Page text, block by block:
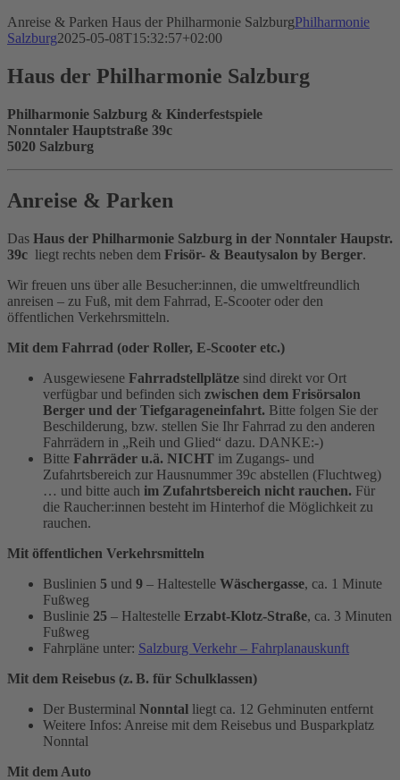
Anreise & Parken Haus der Philharmonie SalzburgPhilharmonie
Salzburg2025-05-08T15:32:57+02:00
Haus der Philharmonie Salzburg
Philharmonie Salzburg & Kinderfestspiele
Nonntaler Hauptstraße 39c
5020 Salzburg
Anreise & Parken
Das Haus der Philharmonie Salzburg in der Nonntaler Haupstr.
39c liegt rechts neben dem Frisör- & Beautysalon by Berger.
Wir freuen uns über alle Besucher:innen, die umweltfreundlich
anreisen – zu Fuß, mit dem Fahrrad, E-Scooter oder den
öffentlichen Verkehrsmitteln.
Mit dem Fahrrad (oder Roller, E-Scooter etc.)
Ausgewiesene Fahrradstellplätze sind direkt vor Ort
verfügbar und befinden sich zwischen dem Frisörsalon
Berger und der Tiefgarageneinfahrt. Bitte folgen Sie der
Beschilderung, bzw. stellen Sie Ihr Fahrrad zu den anderen
Fahrrädern in „Reih und Glied“ dazu. DANKE:-)
Bitte Fahrräder u.ä. NICHT im Zugangs- und
Zufahrtsbereich zur Hausnummer 39c abstellen (Fluchtweg)
… und bitte auch im Zufahrtsbereich nicht rauchen. Für
die Raucher:innen besteht im Hinterhof die Möglichkeit zu
rauchen.
Mit öffentlichen Verkehrsmitteln
Buslinien 5 und 9 – Haltestelle Wäschergasse, ca. 1 Minute
Fußweg
Buslinie 25 – Haltestelle Erzabt-Klotz-Straße, ca. 3 Minuten
Fußweg
Fahrpläne unter: Salzburg Verkehr – Fahrplanauskunft
Mit dem Reisebus (z. B. für Schulklassen)
Der Busterminal Nonntal liegt ca. 12 Gehminuten entfernt
Weitere Infos: Anreise mit dem Reisebus und Busparkplatz
Nonntal
Mit dem Auto